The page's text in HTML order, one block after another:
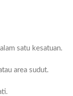
satu kesatuan.
area sudut.